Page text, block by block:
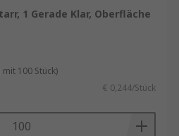
1 Gerade Klar, Oberfläche
100 Stück)
€ 0,244/Stück